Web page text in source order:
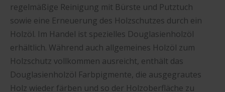
regelmäßige Reinigung mit Bürste und Putztuch
sowie eine Erneuerung des Holzschutzes durch ein
Holzöl. Im Handel ist spezielles Douglasienholzöl
erhältlich. Während auch allgemeines Holzöl zum
Holzschutz vollkommen ausreicht, enthält das
Douglasienholzöl Farbpigmente, die ausgegrautes
Holz wieder färben und so der Holzoberfläche zu